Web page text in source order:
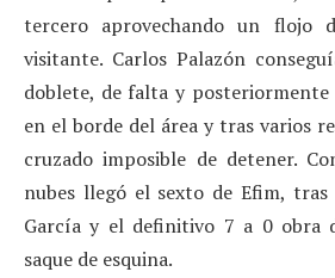
tercero aprovechando un flojo
visitante. Carlos Palazón
doblete, de falta y posteriormente
en el borde del área y tras varios
cruzado imposible de detener.
nubes llegó el sexto de Efim,
García y el definitivo 7 a 0 obra
saque de esquina.